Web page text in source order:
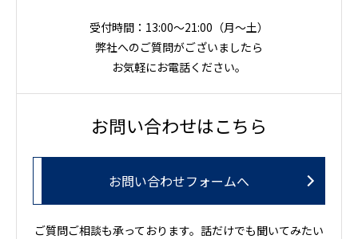
受付時間：13:00～21:00（月〜土）
弊社へのご質問がございましたら
お気軽にお電話ください。
お問い合わせはこちら
お問い合わせフォームへ
ご質問ご相談も承っております。話だけでも聞いてみたい